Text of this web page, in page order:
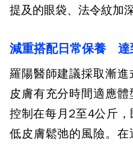
提及的眼袋、法令紋加
減重搭配日常保養 達
羅陽醫師建議採取漸
皮膚有充分時間適應
控制在每月2至4公斤
低皮膚鬆弛的風險。